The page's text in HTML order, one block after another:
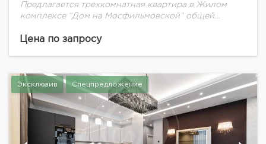
Предлагается трехкомнатная квартира в Жилом
комплексе “Дом на Мосфильмовской” общей
на полу мрамор с подогревом, окна-на юг, 2 ванные
Цена по запросу
Эксклюзив Спецпредложение